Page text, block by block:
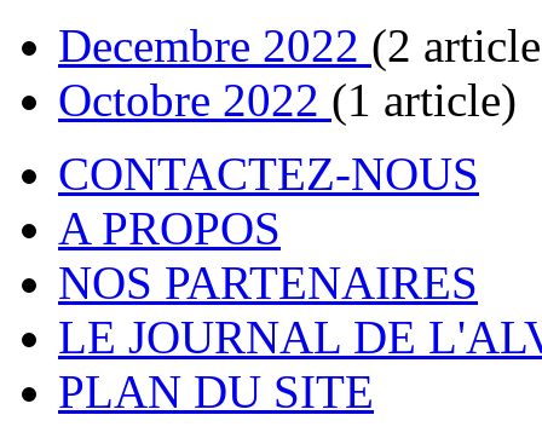
Decembre 2022 (2
Octobre 2022 (1 article)
CONTACTEZ-NOUS
A PROPOS
NOS PARTENAIRES
LE JOURNAL DE
PLAN DU SITE